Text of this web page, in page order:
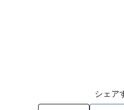
シェア